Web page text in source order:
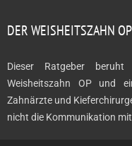
DER WEISHEITSZAHN
Dieser Ratgeber
Weisheitszahn OP und
Zahnärzte und
nicht die Kommunikation